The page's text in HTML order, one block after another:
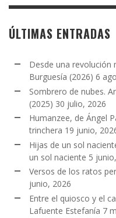
ÚLTIMAS ENTRADAS
Desde una revolución
Burguesía (2026) 6
Sombrero de nubes.
(2025) 30 julio, 2026
Humanzee, de Ángel
trinchera 19 junio,
Hijas de un sol
un sol naciente 5
Versos de los ratos
junio, 2026
Entre el quiosco y el
Lafuente Estefanía 7